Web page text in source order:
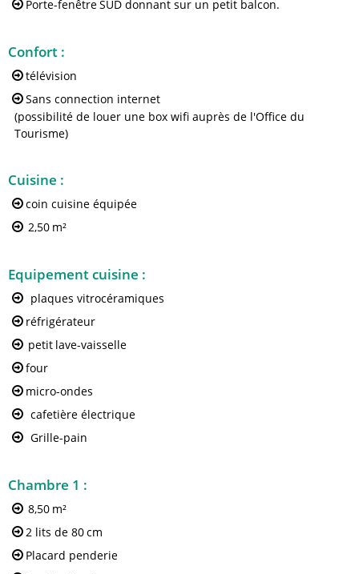
Porte-fenêtreSUD donnant sur un petit balcon.
Confort :
télévision
Sans connection internet
(possibilité de louer une box wifi auprès de l'Office du
Tourisme)
Cuisine :
coin cuisine équipée
2,50 m²
Equipement cuisine :
plaques vitrocéramiques
réfrigérateur
petit lave-vaisselle
four
micro-ondes
cafetière électrique
Grille-pain
Chambre 1 :
8,50 m²
2 lits de 80cm
Placard penderie